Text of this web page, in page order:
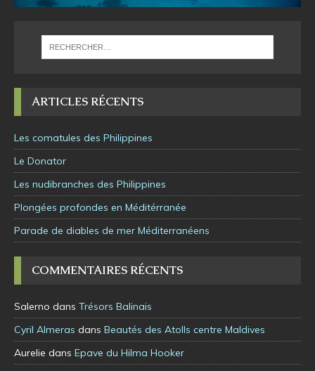
ARTICLES RÉCENTS
Les comatules des Philippines
Le Donator
Les nudibranches des Philippines
Plongées profondes en Méditérranée
Parade de diables de mer Méditerranéens
COMMENTAIRES RÉCENTS
Salerno dans Trésors Balinais
Cyril Almeras dans Beautés des Atolls centre Maldives
Aurelie dans Epave du Hilma Hooker